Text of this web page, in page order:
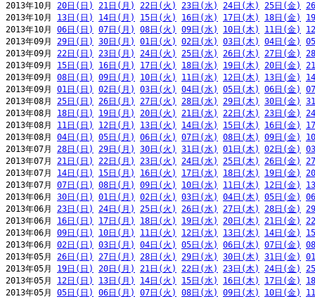
2013年10月 20日(日) 21日(月) 22日(火) 23日(水) 24日(木) 25日(金)
2013年10月 13日(日) 14日(月) 15日(火) 16日(水) 17日(木) 18日(金)
2013年10月 06日(日) 07日(月) 08日(火) 09日(水) 10日(木) 11日(金)
2013年09月 29日(日) 30日(月) 01日(火) 02日(水) 03日(木) 04日(金)
2013年09月 22日(日) 23日(月) 24日(火) 25日(水) 26日(木) 27日(金)
2013年09月 15日(日) 16日(月) 17日(火) 18日(水) 19日(木) 20日(金)
2013年09月 08日(日) 09日(月) 10日(火) 11日(水) 12日(木) 13日(金)
2013年09月 01日(日) 02日(月) 03日(火) 04日(水) 05日(木) 06日(金)
2013年08月 25日(日) 26日(月) 27日(火) 28日(水) 29日(木) 30日(金)
2013年08月 18日(日) 19日(月) 20日(火) 21日(水) 22日(木) 23日(金)
2013年08月 11日(日) 12日(月) 13日(火) 14日(水) 15日(木) 16日(金)
2013年08月 04日(日) 05日(月) 06日(火) 07日(水) 08日(木) 09日(金)
2013年07月 28日(日) 29日(月) 30日(火) 31日(水) 01日(木) 02日(金)
2013年07月 21日(日) 22日(月) 23日(火) 24日(水) 25日(木) 26日(金)
2013年07月 14日(日) 15日(月) 16日(火) 17日(水) 18日(木) 19日(金)
2013年07月 07日(日) 08日(月) 09日(火) 10日(水) 11日(木) 12日(金)
2013年06月 30日(日) 01日(月) 02日(火) 03日(水) 04日(木) 05日(金)
2013年06月 23日(日) 24日(月) 25日(火) 26日(水) 27日(木) 28日(金)
2013年06月 16日(日) 17日(月) 18日(火) 19日(水) 20日(木) 21日(金)
2013年06月 09日(日) 10日(月) 11日(火) 12日(水) 13日(木) 14日(金)
2013年06月 02日(日) 03日(月) 04日(火) 05日(水) 06日(木) 07日(金)
2013年05月 26日(日) 27日(月) 28日(火) 29日(水) 30日(木) 31日(金)
2013年05月 19日(日) 20日(月) 21日(火) 22日(水) 23日(木) 24日(金)
2013年05月 12日(日) 13日(月) 14日(火) 15日(水) 16日(木) 17日(金)
2013年05月 05日(日) 06日(月) 07日(火) 08日(水) 09日(木) 10日(金)